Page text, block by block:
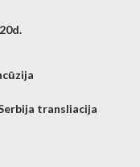
transliacija